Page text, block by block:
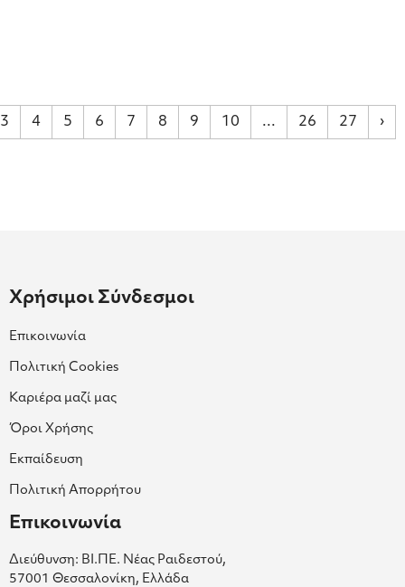
3 4 5 6 7 8 9 10 ... 26 27 ›
Χρήσιμοι Σύνδεσμοι
Επικοινωνία
Πολιτική Cookies
Καριέρα μαζί μας
Όροι Χρήσης
Εκπαίδευση
Πολιτική Απορρήτου
Επικοινωνία
Διεύθυνση: ΒΙ.ΠΕ. Νέας Ραιδεστού,
57001 Θεσσαλονίκη, Ελλάδα